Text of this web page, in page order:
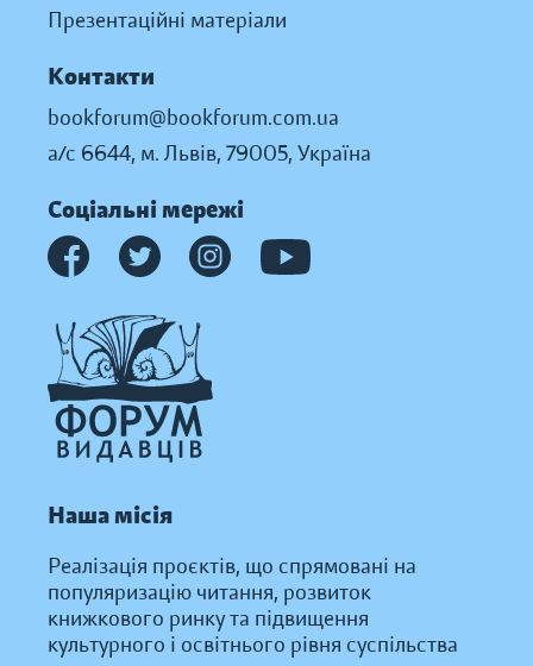
Презентаційні матеріали
Контакти
bookforum@bookforum.com.ua
а/с 6644, м. Львів, 79005, Україна
Соціальні мережі
Наша місія
Реалізація проєктів, що спрямовані на
популяризацію читання, розвиток
книжкового ринку та підвищення
культурного і освітнього рівня суспільства